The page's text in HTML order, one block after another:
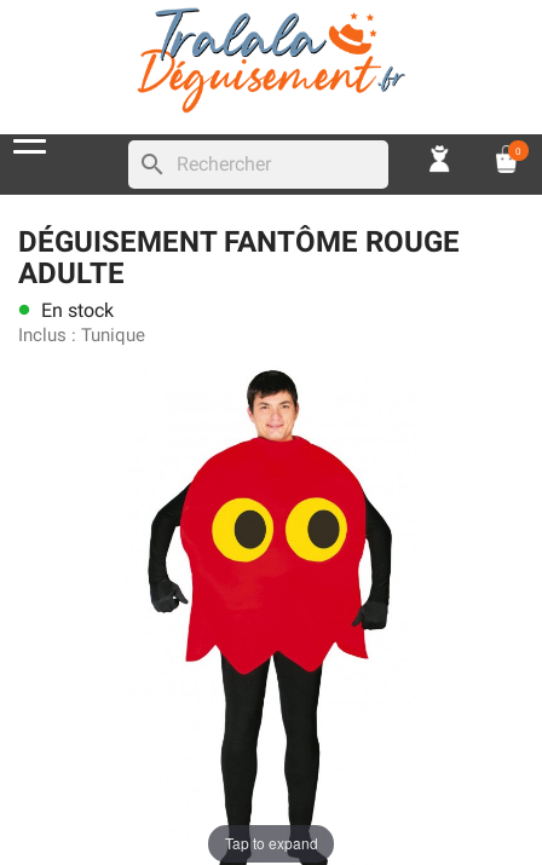
search 0
DÉGUISEMENT FANTÔME ROUGE
ADULTE
lens En stock
Inclus : Tunique
Tap to expand